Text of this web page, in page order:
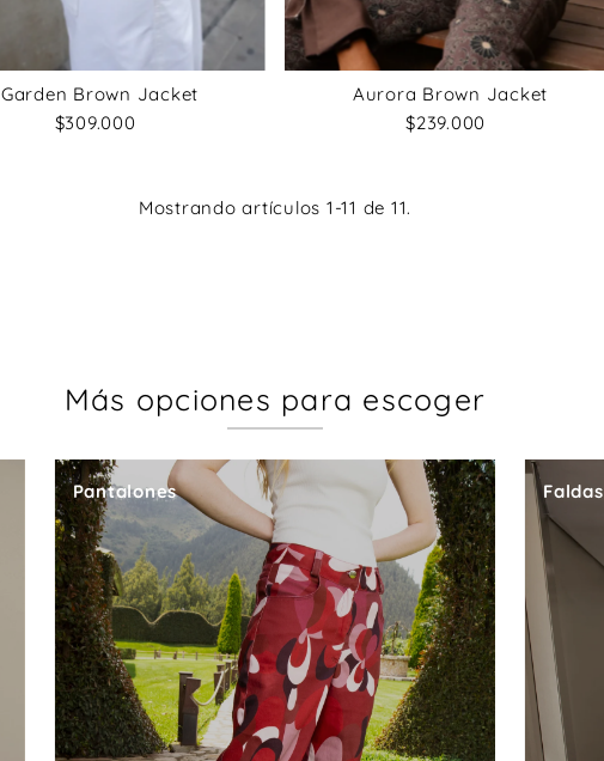
Garden Brown Jacket
Precio
$309.000
Aurora Brown Jacket
Precio
$239.000
Mostrando artículos 1-11 de 11.
Más opciones para escoger
Pantalones Faldas